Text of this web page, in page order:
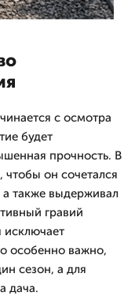
с осмотра
будет
прочность. В
он сочетался
также выдерживал
гравий
исключает
особенно важно,
сезон, а для
дача.